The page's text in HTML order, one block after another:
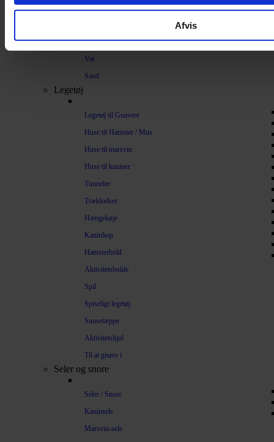
Afvis
Bommuld
Træpiller
Vat
Sand
Legetøj
Legetøj til Gnavere
Huse til Hamster / Mus
Huse til marsvin
Huse til kaniner
Tunneler
Træklodser
Hængekøje
Kaninhop
Hamsterbold
Aktivitetsbolde
Spil
Spiseligt legetøj
Snusetæppe
Aktivitetshjul
Til at gnave i
Seler og snore
Seler / Snore
Kaninsele
Marsvin-sele